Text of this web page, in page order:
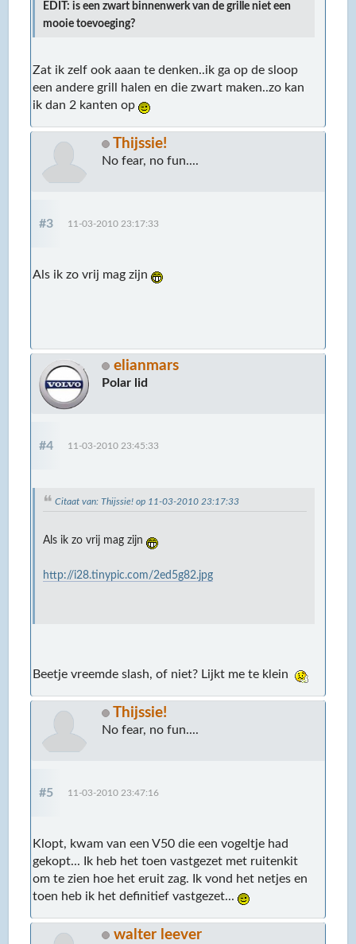
EDIT: is een zwart binnenwerk van de grille niet een
mooie toevoeging?
Zat ik zelf ook aaan te denken..ik ga op de sloop
een andere grill halen en die zwart maken..zo kan
ik dan 2 kanten op
Thijssie!
No fear, no fun....
#3 11-03-2010 23:17:33
Als ik zo vrij mag zijn
elianmars
Polar lid
#4 11-03-2010 23:45:33
Citaat van: Thijssie! op 11-03-2010 23:17:33
Als ik zo vrij mag zijn
http://i28.tinypic.com/2ed5g82.jpg
Beetje vreemde slash, of niet? Lijkt me te klein
Thijssie!
No fear, no fun....
#5 11-03-2010 23:47:16
Klopt, kwam van een V50 die een vogeltje had
gekopt... Ik heb het toen vastgezet met ruitenkit
om te zien hoe het eruit zag. Ik vond het netjes en
toen heb ik het definitief vastgezet...
walter leever